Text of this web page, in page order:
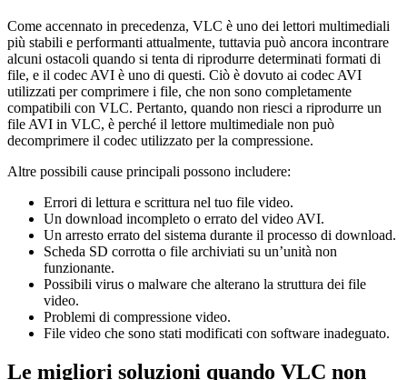
Come accennato in precedenza, VLC è uno dei lettori multimediali
più stabili e performanti attualmente, tuttavia può ancora incontrare
alcuni ostacoli quando si tenta di riprodurre determinati formati di
file, e il codec AVI è uno di questi. Ciò è dovuto ai codec AVI
utilizzati per comprimere i file, che non sono completamente
compatibili con VLC. Pertanto, quando non riesci a riprodurre un
file AVI in VLC, è perché il lettore multimediale non può
decomprimere il codec utilizzato per la compressione.
Altre possibili cause principali possono includere:
Errori di lettura e scrittura nel tuo file video.
Un download incompleto o errato del video AVI.
Un arresto errato del sistema durante il processo di download.
Scheda SD corrotta o file archiviati su un’unità non
funzionante.
Possibili virus o malware che alterano la struttura dei file
video.
Problemi di compressione video.
File video che sono stati modificati con software inadeguato.
Le migliori soluzioni quando VLC non